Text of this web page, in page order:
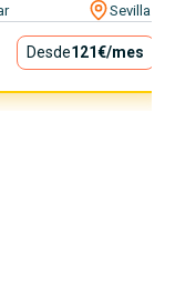
Sevilla
Desde121€/mes